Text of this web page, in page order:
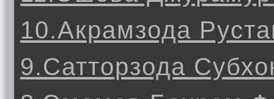
10.Акрамзода
9.Сатторзода